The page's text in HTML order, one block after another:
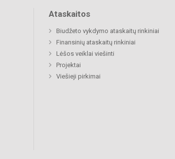
Ataskaitos
Biudžeto vykdymo ataskaitų rinkiniai
Finansinių ataskaitų rinkiniai
Lėšos veiklai viešinti
Projektai
Viešieji pirkimai